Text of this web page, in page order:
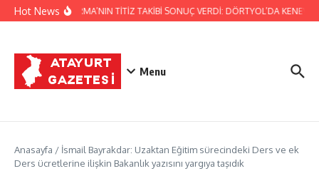
İçeriğe atla
Hot NewsJANDARMA’NIN TİTİZ TAKİBİ SONUÇ VERDİ: DÖRTYOL’DA KENEVİR
Menu
Anasayfa / İsmail Bayrakdar: Uzaktan Eğitim sürecindeki Ders ve ek
Ders ücretlerine ilişkin Bakanlık yazısını yargıya taşıdık